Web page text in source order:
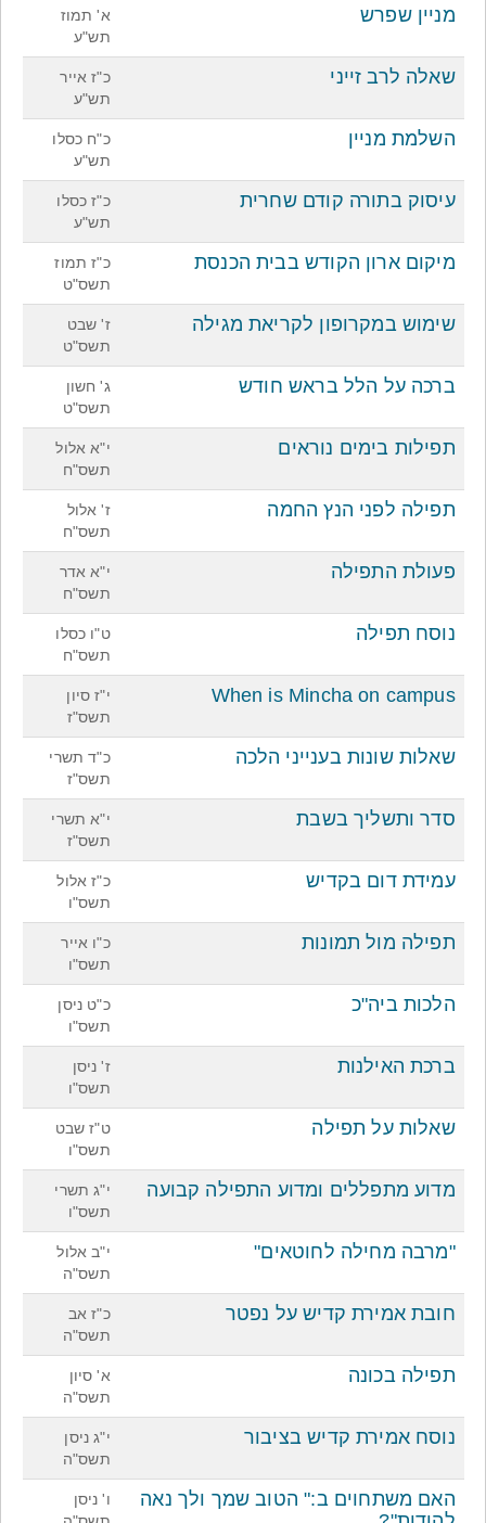
מניין שפרש
א' תמוז
תש"ע
שאלה לרב זייני
כ"ז אייר
תש"ע
השלמת מניין
כ"ח כסלו
תש"ע
עיסוק בתורה קודם שחרית
כ"ז כסלו
תש"ע
מיקום ארון הקודש בבית הכנסת
כ"ז תמוז
תשס"ט
שימוש במקרופון לקריאת מגילה
ז' שבט
תשס"ט
ברכה על הלל בראש חודש
ג' חשון
תשס"ט
תפילות בימים נוראים
י"א אלול
תשס"ח
תפילה לפני הנץ החמה
ז' אלול
תשס"ח
פעולת התפילה
י"א אדר
תשס"ח
נוסח תפילה
ט"ו כסלו
תשס"ח
When is Mincha on campus
י"ז סיון
תשס"ז
שאלות שונות בענייני הלכה
כ"ד תשרי
תשס"ז
סדר ותשליך בשבת
י"א תשרי
תשס"ז
עמידת דום בקדיש
כ"ז אלול
תשס"ו
תפילה מול תמונות
כ"ו אייר
תשס"ו
הלכות ביה"כ
כ"ט ניסן
תשס"ו
ברכת האילנות
ז' ניסן
תשס"ו
שאלות על תפילה
ט"ז שבט
תשס"ו
מדוע מתפללים ומדוע התפילה קבועה
י"ג תשרי
תשס"ו
"מרבה מחילה לחוטאים"
י"ב אלול
תשס"ה
חובת אמירת קדיש על נפטר
כ"ז אב
תשס"ה
תפילה בכונה
א' סיון
תשס"ה
נוסח אמירת קדיש בציבור
י"ג ניסן
תשס"ה
האם משתחוים ב:" הטוב שמך ולך נאה
ו' ניסן